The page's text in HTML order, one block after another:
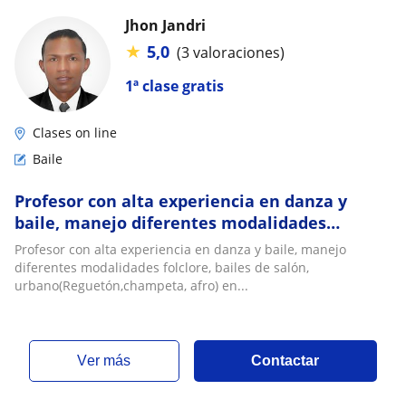
1ª clase gratis
Jhon Jandri
★ 5,0 (3 valoraciones)
Clases on line
Baile
Profesor con alta experiencia en danza y
baile, manejo diferentes modalidades
folclore, bailes de salón,
urbano(Reguetón,champeta, afro) entre otros
ritmos me encuentro en la ciudad de
Profesor con alta experiencia en danza y baile, manejo
diferentes modalidades folclore, bailes de salón,
urbano(Reguetón,champeta, afro) en...
ver más Contactar